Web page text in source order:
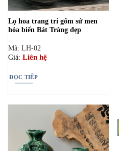
Lọ hoa trang trí gốm sứ men
hỏa biến Bát Tràng đẹp
Mã: LH-02
Giá: Liên hệ
ĐỌC TIẾP